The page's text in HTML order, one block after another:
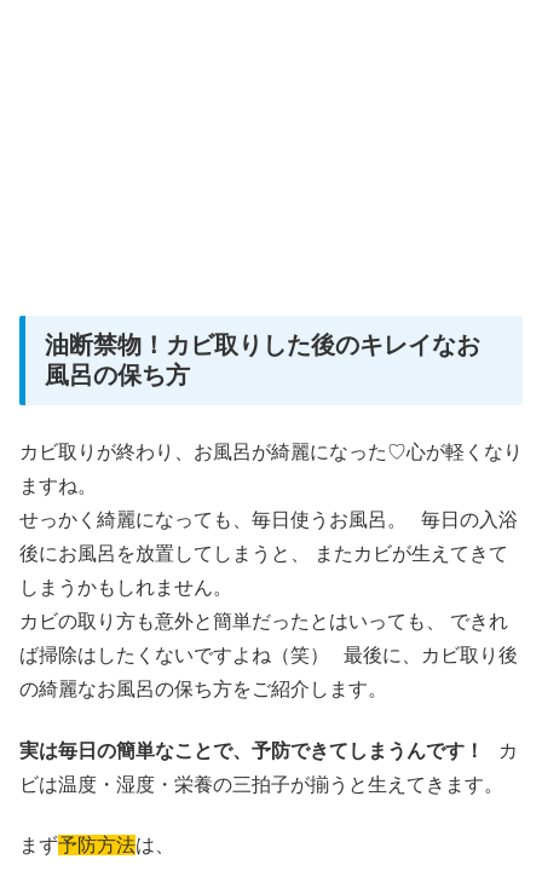
油断禁物！カビ取りした後のキレイなお
風呂の保ち方
カビ取りが終わり、お風呂が綺麗になった♡心が軽くなり
ますね。
せっかく綺麗になっても、毎日使うお風呂。 毎日の入浴
後にお風呂を放置してしまうと、 またカビが生えてきて
しまうかもしれません。
カビの取り方も意外と簡単だったとはいっても、 できれ
ば掃除はしたくないですよね（笑） 最後に、カビ取り後
の綺麗なお風呂の保ち方をご紹介します。
実は毎日の簡単なことで、予防できてしまうんです！
カ
ビは温度・湿度・栄養の三拍子が揃うと生えてきます。
まず予防方法は、